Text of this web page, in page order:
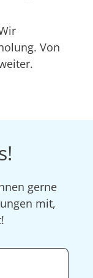
Von
gerne
mit,